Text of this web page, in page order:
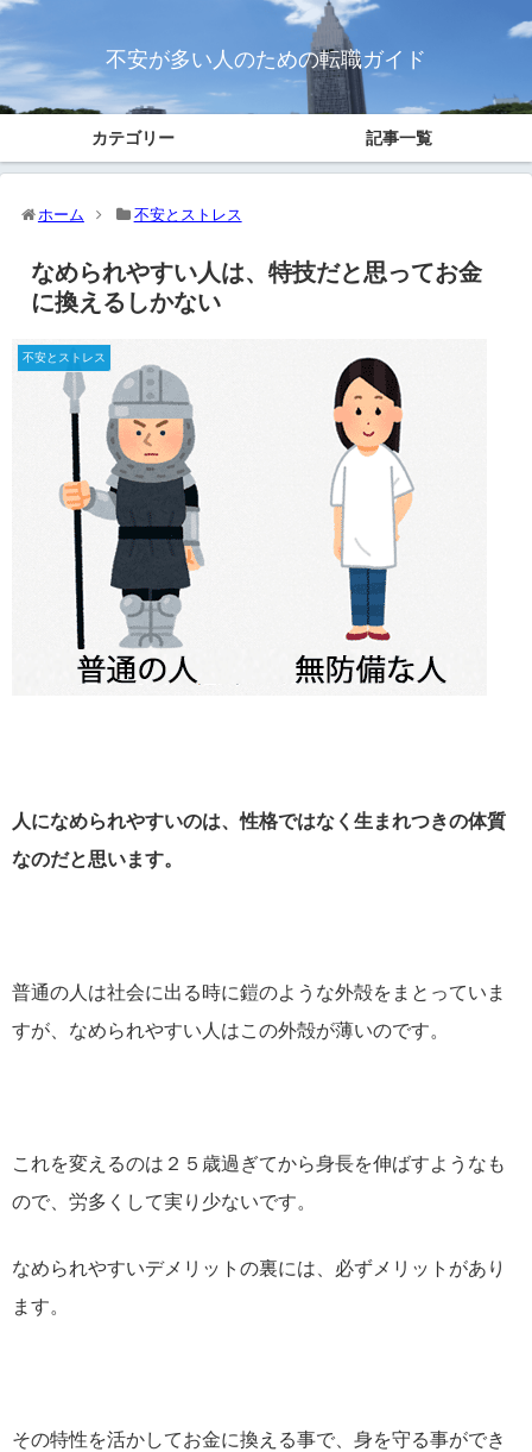
不安が多い人のための転職ガイド
カテゴリー 記事一覧
ホーム 不安とストレス
なめられやすい人は、特技だと思ってお金
に換えるしかない
不安とストレス
人になめられやすいのは、性格ではなく生まれつきの体質
なのだと思います。
普通の人は社会に出る時に鎧のような外殻をまとっていま
すが、なめられやすい人はこの外殻が薄いのです。
これを変えるのは２５歳過ぎてから身長を伸ばすようなも
ので、労多くして実り少ないです。
なめられやすいデメリットの裏には、必ずメリットがあり
ます。
その特性を活かしてお金に換える事で、身を守る事ができ